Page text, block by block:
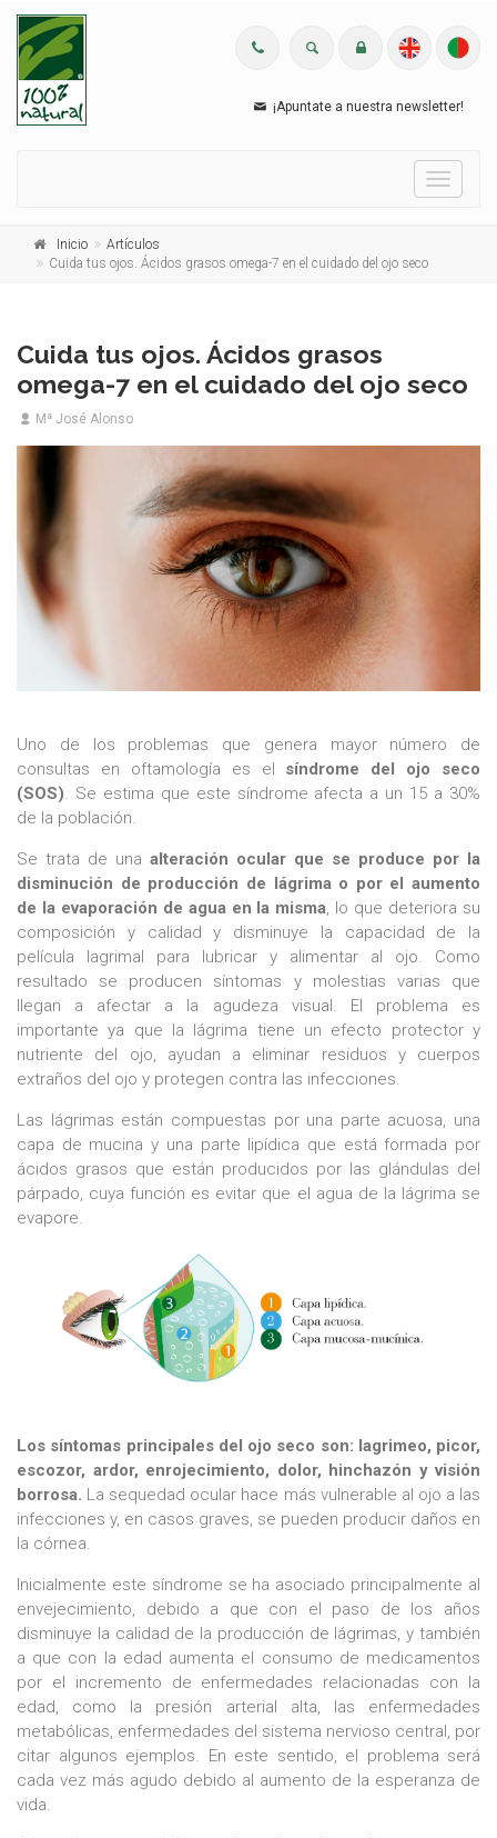
¡Apuntate a nuestra newsletter!
Menu
Inicio
Artículos
Cuida tus ojos. Ácidos grasos omega-7 en el cuidado del ojo seco
Cuida tus ojos. Ácidos grasos
omega-7 en el cuidado del ojo seco
Mª José Alonso
Uno de los problemas que genera mayor número de
consultas en oftamología es el síndrome del ojo seco
(SOS). Se estima que este síndrome afecta a un 15 a 30%
de la población.
Se trata de una alteración ocular que se produce por la
disminución de producción de lágrima o por el aumento
de la evaporación de agua en la misma, lo que deteriora su
composición y calidad y disminuye la capacidad de la
película lagrimal para lubricar y alimentar al ojo. Como
resultado se producen síntomas y molestias varias que
llegan a afectar a la agudeza visual. El problema es
importante ya que la lágrima tiene un efecto protector y
nutriente del ojo, ayudan a eliminar residuos y cuerpos
extraños del ojo y protegen contra las infecciones.
Las lágrimas están compuestas por una parte acuosa, una
capa de mucina y una parte lipídica que está formada por
ácidos grasos que están producidos por las glándulas del
párpado, cuya función es evitar que el agua de la lágrima se
evapore.
Los síntomas principales del ojo seco son: lagrimeo, picor,
escozor, ardor, enrojecimiento, dolor, hinchazón y visión
borrosa. La sequedad ocular hace más vulnerable al ojo a las
infecciones y, en casos graves, se pueden producir daños en
la córnea.
Inicialmente este síndrome se ha asociado principalmente al
envejecimiento, debido a que con el paso de los años
disminuye la calidad de la producción de lágrimas, y también
a que con la edad aumenta el consumo de medicamentos
por el incremento de enfermedades relacionadas con la
edad, como la presión arterial alta, las enfermedades
metabólicas, enfermedades del sistema nervioso central, por
citar algunos ejemplos. En este sentido, el problema será
cada vez más agudo debido al aumento de la esperanza de
vida.